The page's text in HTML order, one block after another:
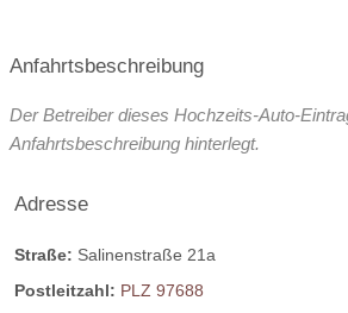
Anfahrtsbeschreibung
Der Betreiber dieses Hochzeits-Auto-
Anfahrtsbeschreibung hinterlegt.
Adresse
Straße: Salinenstraße 21a
Postleitzahl: PLZ 97688